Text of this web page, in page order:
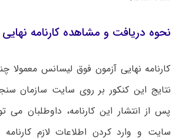
نحوه دریافت و مشاهده کارنامه نهایی
کارنامه نهایی آزمون فوق لیسانس معمولا
نتایج این کنکور بر روی سایت سازمان
پس از انتشار این کارنامه، داوطلبان می
سایت و وارد کردن اطلاعات لازم